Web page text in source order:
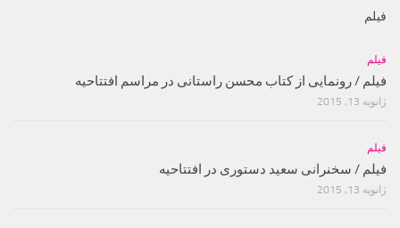
فیلم
فیلم
فیلم / رونمایی از کتاب محسن راستانی در مراسم افتتاحیه
ژانویه 13, 2015
فیلم
فیلم / سخنرانی سعید دستوری در افتتاحیه
ژانویه 13, 2015